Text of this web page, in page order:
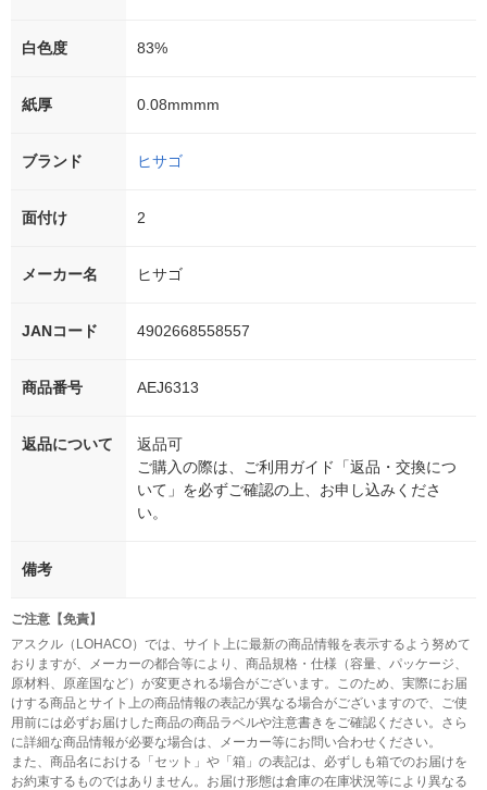
白色度 83%
紙厚 0.08mmmm
ブランド ヒサゴ
面付け 2
メーカー名 ヒサゴ
JANコード 4902668558557
商品番号 AEJ6313
返品について
返品可
ご購入の際は、ご利用ガイド「返品・交換につ
いて」を必ずご確認の上、お申し込みくださ
い。
備考
ご注意【免責】
アスクル（LOHACO）では、サイト上に最新の商品情報を表示するよう努めて
おりますが、メーカーの都合等により、商品規格・仕様（容量、パッケージ、
原材料、原産国など）が変更される場合がございます。このため、実際にお届
けする商品とサイト上の商品情報の表記が異なる場合がございますので、ご使
用前には必ずお届けした商品の商品ラベルや注意書きをご確認ください。さら
に詳細な商品情報が必要な場合は、メーカー等にお問い合わせください。
また、商品名における「セット」や「箱」の表記は、必ずしも箱でのお届けを
お約束するものではありません。お届け形態は倉庫の在庫状況等により異なる